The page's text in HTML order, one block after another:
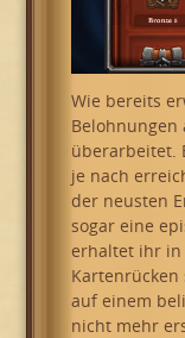
Wie bereits
Belohnungen
überarbeitet.
je nach
der neusten
sogar eine
erhaltet ihr in
auf einem
nicht mehr